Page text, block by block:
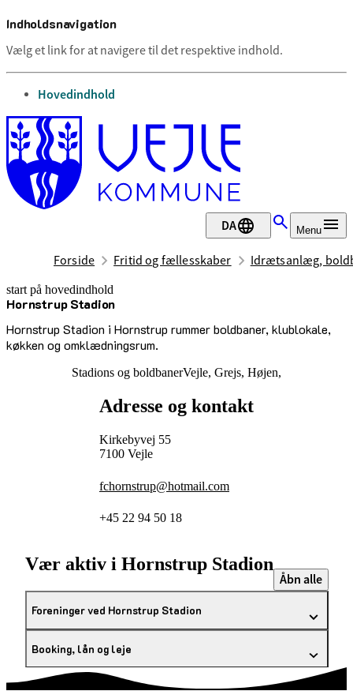
Indholdsnavigation
Vælg et link for at navigere til det respektive indhold.
gå til
Hovedindhold
DA Menu
Forside Fritid og fællesskaber Idrætsanlæg,
start på hovedindhold
Hornstrup Stadion
Hornstrup Stadion i Hornstrup rummer boldbaner, klublokale,
køkken og omklædningsrum.
senest opdateret 17. februar 2026
Stadions og boldbanerVejle, Grejs, Højen,
Adresse og kontakt
Kirkebyvej 55
7100 Vejle
fchornstrup@hotmail.com
+45 22 94 50 18
Vær aktiv i Hornstrup Stadion
Åbn alle
Foreninger ved Hornstrup Stadion
Booking, lån og leje